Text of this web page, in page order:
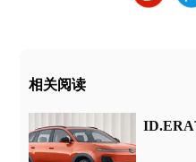
相关阅读